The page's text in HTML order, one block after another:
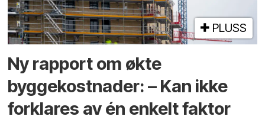
PLUSS
Ny rapport om økte
byggekostnader: – Kan ikke
forklares av én enkelt faktor